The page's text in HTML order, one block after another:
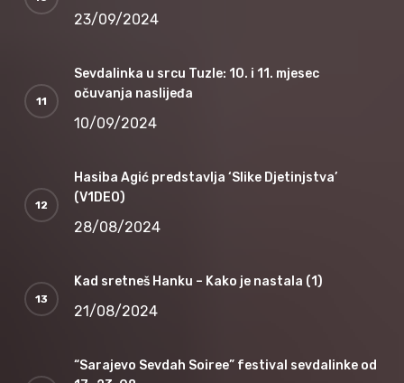
23/09/2024
Sevdalinka u srcu Tuzle: 10. i 11. mjesec
očuvanja naslijeđa
10/09/2024
Hasiba Agić predstavlja ‘Slike Djetinjstva’
(V1DEO)
28/08/2024
Kad sretneš Hanku – Kako je nastala (1)
21/08/2024
“Sarajevo Sevdah Soiree” festival sevdalinke od